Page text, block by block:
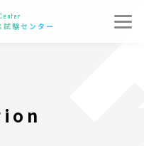
験センター